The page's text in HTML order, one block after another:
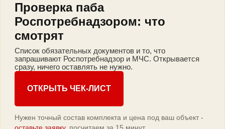
Проверка паба
Роспотребнадзором: что
смотрят
Список обязательных документов и то, что
запрашивают Роспотребнадзор и МЧС. Открывается
сразу, ничего оставлять не нужно.
ОТКРЫТЬ ЧЕК-ЛИСТ
Нужен точный состав комплекта и цена под ваш объект -